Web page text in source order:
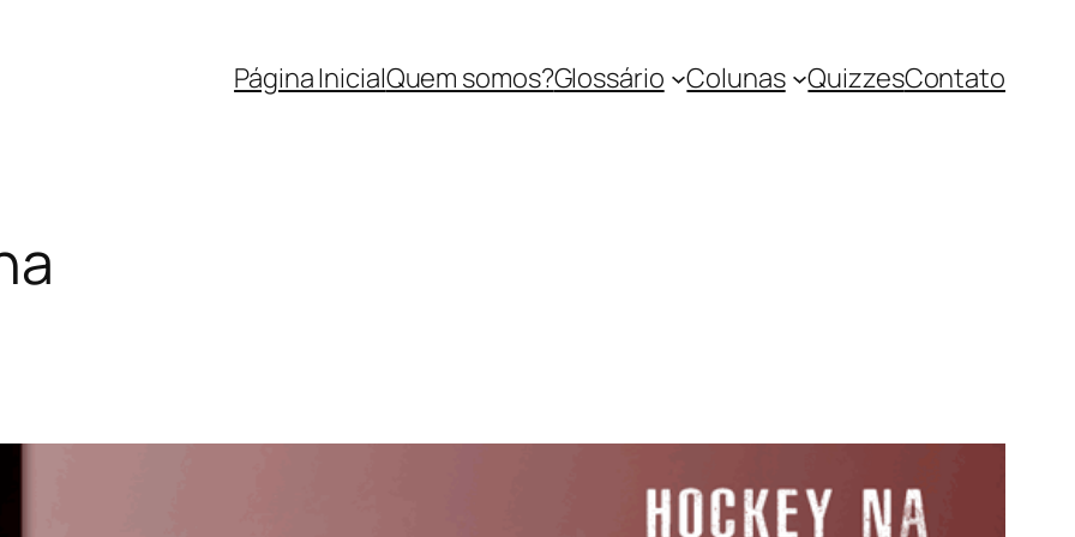
Página InicialQuem somos?Glossário Colunas QuizzesContato